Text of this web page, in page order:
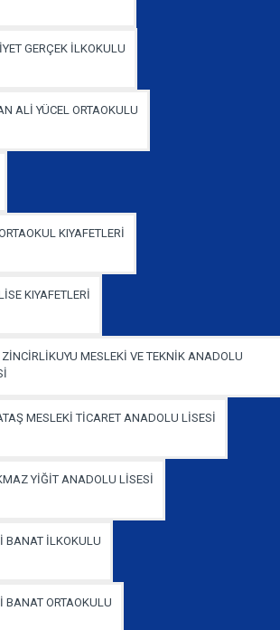
GERÇEK İLKOKULU
ALİ YÜCEL ORTAOKULU
KIYAFETLERİ
KIYAFETLERİ
ZİNCİRLİKUYU MESLEKİ VE TEKNİK ANADOLU
MESLEKİ TİCARET ANADOLU LİSESİ
YİĞİT ANADOLU LİSESİ
BANAT İLKOKULU
BANAT ORTAOKULU
Buttons
ORTAOKULU POLO YAKA KISA KOL TURUNCU T-
ORTAOKULU POLO YAKA UZUN KOL TURKUAZ